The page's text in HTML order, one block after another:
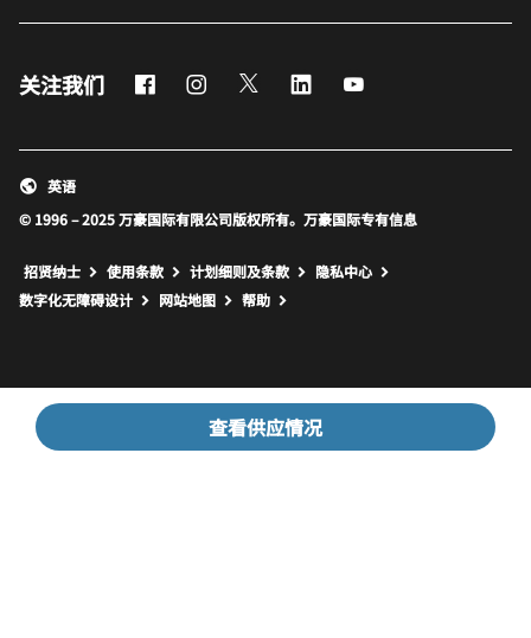
查看供应情况
关注我们 FacebookInstagram
Twitter LinkedIn
© 1996 – 2025 万豪国际有限公司版权所有。万豪国际专有信息
英语
招贤纳士 使用条款 计划细则及条款
隐私中心
数字化无障碍设计
网站地图 打开新窗口
帮助